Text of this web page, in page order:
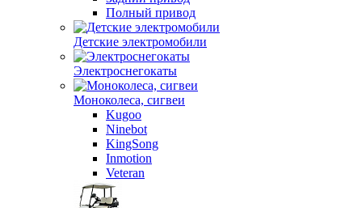
Полный привод
Детские электромобили
Электроснегокаты
Моноколеса, сигвеи
Kugoo
Ninebot
KingSong
Inmotion
Veteran